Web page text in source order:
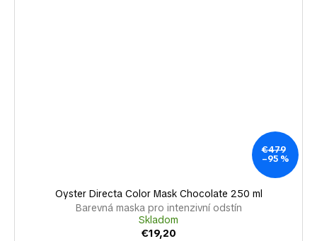
€479
–95 %
Oyster Directa Color Mask Chocolate 250 ml
Barevná maska pro intenzivní odstín
Skladom
€19,20